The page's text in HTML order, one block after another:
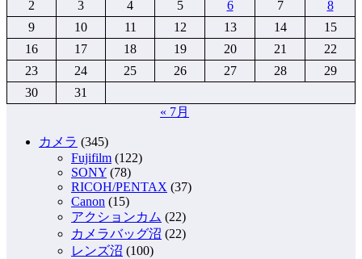
2
3 4 5 6 7
8
9
10 11 12 13 14
15
16
17 18 19 20 21
22
23
24 25 26 27 28
29
30
31
« 7月
カメラ (345)
Fujifilm (122)
SONY (78)
RICOH/PENTAX (37)
Canon (15)
アクションカム (22)
カメラバッグ沼 (22)
レンズ沼 (100)